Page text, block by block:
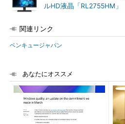
ルHD液晶「RL2755HM」
関連リンク
ベンキュージャパン
あなたにオススメ